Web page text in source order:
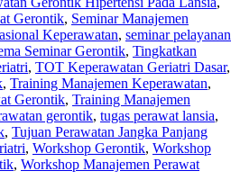
Gerontik, Seminar Manajemen
Keperawatan, seminar pelayanan
Seminar Gerontik, Tingkatkan
, TOT Keperawatan Geriatri Dasar,
, Training Manajemen Keperawatan,
Gerontik, Training Manajemen
gerontik, tugas perawat lansia,
, Tujuan Perawatan Jangka Panjang
, Workshop Gerontik, Workshop
, Workshop Manajemen Perawat